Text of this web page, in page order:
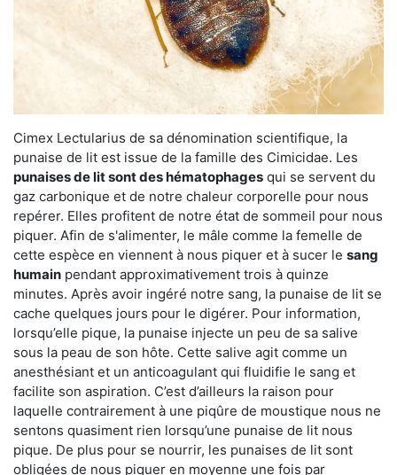
Cimex Lectularius de sa dénomination scientifique, la
punaise de lit est issue de la famille des Cimicidae. Les
punaises de lit sont des hématophages qui se servent du
gaz carbonique et de notre chaleur corporelle pour nous
repérer. Elles profitent de notre état de sommeil pour nous
piquer. Afin de s'alimenter, le mâle comme la femelle de
cette espèce en viennent à nous piquer et à sucer le sang
humain pendant approximativement trois à quinze
minutes. Après avoir ingéré notre sang, la punaise de lit se
cache quelques jours pour le digérer. Pour information,
lorsqu’elle pique, la punaise injecte un peu de sa salive
sous la peau de son hôte. Cette salive agit comme un
anesthésiant et un anticoagulant qui fluidifie le sang et
facilite son aspiration. C’est d’ailleurs la raison pour
laquelle contrairement à une piqûre de moustique nous ne
sentons quasiment rien lorsqu’une punaise de lit nous
pique. De plus pour se nourrir, les punaises de lit sont
obligées de nous piquer en moyenne une fois par